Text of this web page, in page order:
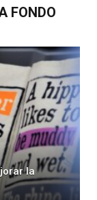
FONDO
la